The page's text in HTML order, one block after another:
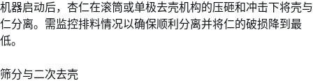
机器启动后，杏仁在滚筒或单极去壳机构的压砸和冲击下将壳与
仁分离。需监控排料情况以确保顺利分离并将仁的破损降到最
低。
筛分与二次去壳